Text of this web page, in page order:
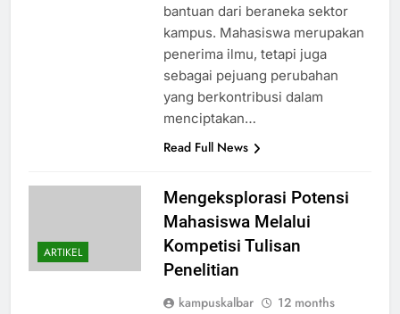
bantuan dari beraneka sektor
kampus. Mahasiswa merupakan
penerima ilmu, tetapi juga
sebagai pejuang perubahan
yang berkontribusi dalam
menciptakan…
Read Full News
ARTIKEL
Mengeksplorasi Potensi
Mahasiswa Melalui
Kompetisi Tulisan
Penelitian
kampuskalbar
12 months